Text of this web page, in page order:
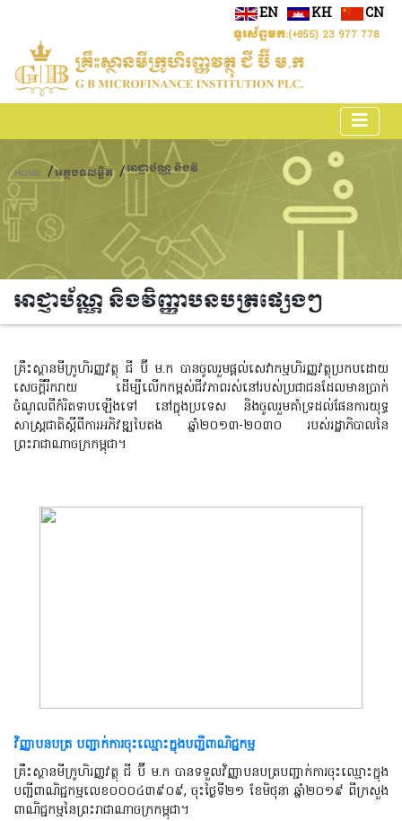
EN KH CN
ទូរស័ព្ទមក:(+855) 23 977 778
HOME /អត្ថបទលម្អិត / អាជ្ញាប័ណ្ណ និងវិញ្ញាបនបត្រផ្សេងៗ
អាជ្ញាប័ណ្ណ និងវិញ្ញាបនបត្រផ្សេងៗ
គ្រឹះស្ថានមីក្រូហិរញ្ញវត្ថុ ជី ប៊ី ម.ក បានចូលរួមផ្តល់សេវាកម្មហិរញ្ញវត្ថុប្រកបដោយ
សេចក្តីរីករាយ ដើម្បីលើកកម្ពស់ជីវភាពរស់នៅរបស់ប្រជាជនដែលមានប្រាក់
ចំណូលពីកំរិតទាបឡើងទៅ នៅក្នុងប្រទេស និងចូលរួមគាំទ្រដល់ផែនការយុទ្ធ
សាស្ត្រជាតិស្ដីពីការអភិវឌ្ឍបៃតង ឆ្នាំ២០១៣-២០៣០ របស់រដ្ឋាភិបាលនៃ
ព្រះរាជាណាចក្រកម្ពុជា។
វិញ្ញាបនបត្រ បញ្ជាក់ការចុះឈ្មោះក្នុងបញ្ជីពាណិជ្ជកម្ម
គ្រឹះស្ថានមីក្រូហិរញ្ញវត្ថុ ជី ប៊ី ម.ក បានទទួលវិញ្ញាបនបត្របញ្ជាក់ការចុះឈ្មោះក្នុង
បញ្ជីពាណិជ្ជកម្មលេខ០០០៤៣៩០៩,ចុះថ្ងៃទី២១ ខែមិថុនា ឆ្នាំ២០១៩ ពីក្រសួង
ពាណិជ្ជកម្មនៃព្រះរាជាណាចក្រកម្ពុជា។